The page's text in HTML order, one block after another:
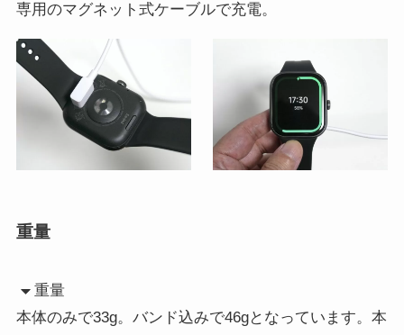
専用のマグネット式ケーブルで充電。
重量
重量
本体のみで33g。バンド込みで46gとなっています。本